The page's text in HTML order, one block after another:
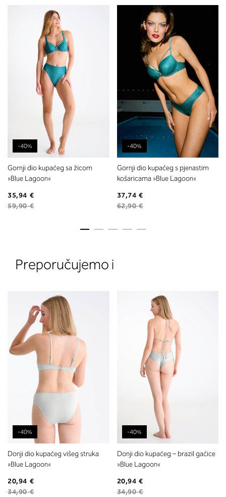
-40%
Gornji dio kupaćeg sa žicom
»Blue Lagoon«
35,94 €
59,90 €
-40%
Gornji dio kupaćeg s pjenastim
košaricama »Blue Lagoon«
37,74 €
62,90 €
Preporučujemo i
-40%
Donji dio kupaćeg višeg struka
»Blue Lagoon«
20,94 €
34,90 €
-40%
Donji dio kupaćeg – brazil gaćice
»Blue Lagoon«
20,94 €
34,90 €
Izmerite prsni obseg. Šiviljski
položite čez hrbet v višini
izreza in čez prsi, v višini bradavic
vdolbine med prsmi. V razdelku 2.
boste prebrali, katera globina
ustreza vaši meri (A, B …) – iščite v
stolpcu, ki ste ga določili s
obsegom.